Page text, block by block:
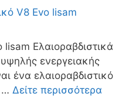
lisam Ελαιοραβδιστικά
ενεργειακής
ένα ελαιοραβδιστικό
… Δείτε περισσότερα